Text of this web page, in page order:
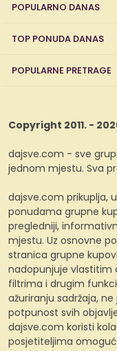
POPULARNO DANAS
TOP PONUDA DANAS
POPULARNE PRETRAGE
Copyright 2011. -
dajsve.com - sve
jednom mjestu. Sva
dajsve.com prikuplja,
ponudama grupne
pregledniji,
mjestu. Uz osnovne
stranica grupne
nadopunjuje vlastitim
filtrima i drugim
ažuriranju sadržaja,
potpunost svih
dajsve.com koristi
posjetiteljima